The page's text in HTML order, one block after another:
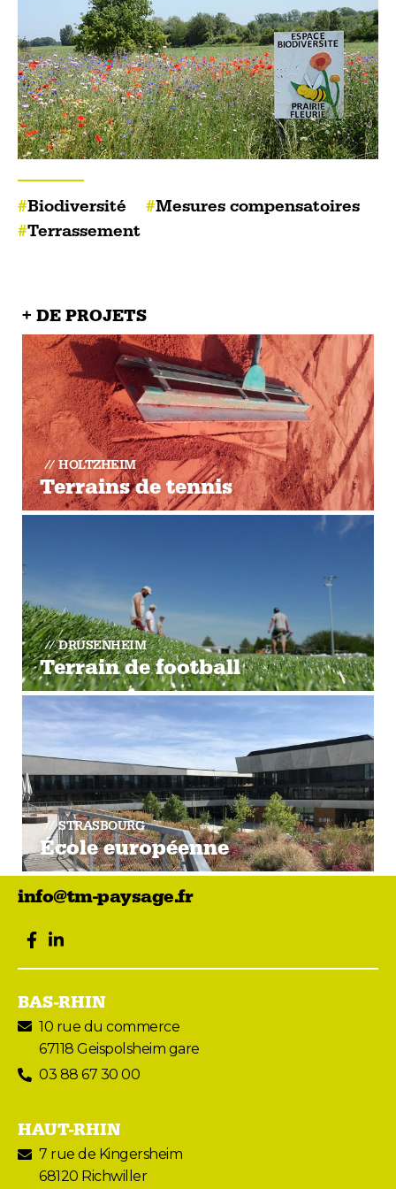
Biodiversité
Mesures compensatoires
Terrassement
+ DE PROJETS
HOLTZHEIM
Terrains de tennis
DRUSENHEIM
Terrain de football
STRASBOURG
École européenne
info@tm-paysage.fr
facebook
LinkedIn
BAS-RHIN
10 rue du commerce
67118 Geispolsheim gare
03 88 67 30 00
HAUT-RHIN
7 rue de Kingersheim
68120 Richwiller